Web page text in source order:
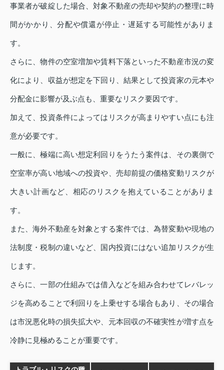
事業者が破綻した場合、対象不動産の売却や契約の整理に時
間がかかり、分配や償還が停止・遅延する可能性がありま
す。
さらに、物件の空室増加や賃料下落といった不動産市況の変
化により、収益が想定を下回り、結果として投資家の元本や
分配金に影響が及ぶ点も、重要なリスク要因です。
加えて、投資条件によってはリスクが高まりやすい点にも注
意が必要です。
一般に、極端に高い想定利回りをうたう案件は、その裏側で
空室率が高い地域への投資や、売却前提の価格変動リスクが
大きい計画など、相応のリスクを抱えていることがありま
す。
また、海外不動産を対象とする案件では、為替変動や現地の
法制度・税制の違いなど、国内投資にはない追加リスクが生
じます。
さらに、一部の仕組みでは借入などを組み合わせてレバレッ
ジを高めることで利回りを上乗せする場合もあり、その場合
は市況悪化時の損失拡大や、元本回収の不確実性が増す点を
冷静に見極めることが重要です。